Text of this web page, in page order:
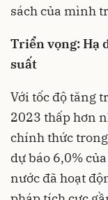
sách của mình
Triển vọng: Hạ
suất
Với tốc độ tăng
2023 thấp hơn
chính thức
dự báo 6,0%
nước đã hoạt